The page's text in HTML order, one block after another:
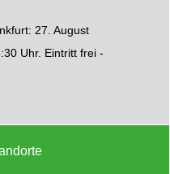
27. August
Uhr. Eintritt frei -